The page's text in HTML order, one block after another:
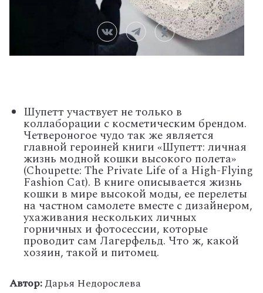
Шупетт участвует не только в
коллаборации с косметическим брендом.
Четвероногое чудо так же является
главной героиней книги «Шупетт: личная
жизнь модной кошки высокого полета»
(Choupette: The Private Life of a High-Flying
Fashion Cat). В книге описывается жизнь
кошки в мире высокой моды, ее перелеты
на частном самолете вместе с дизайнером,
ухаживания нескольких личных
горничных и фотосессии, которые
проводит сам Лагерфельд. Что ж, какой
хозяин, такой и питомец.
Автор:Дарья Недорослева